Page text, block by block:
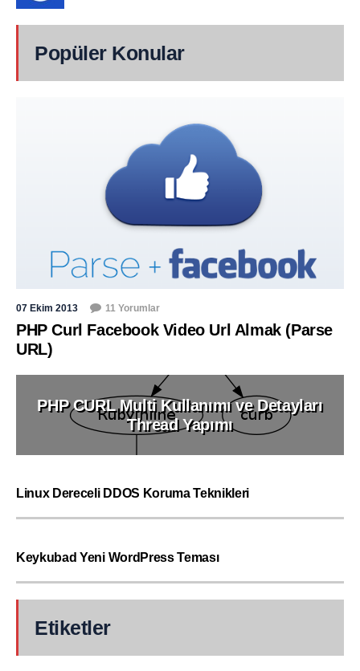
Popüler Konular
07 Ekim 2013 11 Yorumlar
PHP Curl Facebook Video Url Almak (Parse
URL)
PHP CURL Multi Kullanımı ve Detayları
Thread Yapımı
Linux Dereceli DDOS Koruma Teknikleri
Keykubad Yeni WordPress Teması
Etiketler